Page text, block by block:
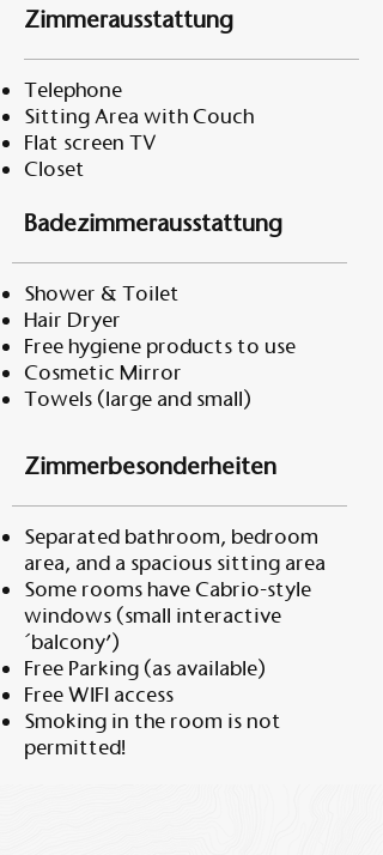
Zimmerausstattung
Telephone
Sitting Area with Couch
Flat screen TV
Closet
Badezimmerausstattung
Shower & Toilet
Hair Dryer
Free hygiene products to use
Cosmetic Mirror
Towels (large and small)
Zimmerbesonderheiten
Separated bathroom, bedroom
area, and a spacious sitting area
Some rooms have Cabrio-style
windows (small interactive
´balcony’)
Free Parking (as available)
Free WIFI access
Smoking in the room is not
permitted!